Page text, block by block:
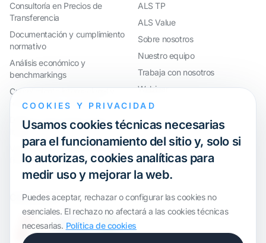
Consultoría en Precios de
Transferencia
Documentación y cumplimiento
normativo
Análisis económico y
benchmarkings
Cumplimiento internacional y
reorganización de grupos
Defensa ante inspecciones y
litigios
Valoraciones y operaciones
financieras
ALS TP
ALS Value
Sobre nosotros
Nuestro equipo
Trabaja con nosotros
Webinar
Certification
COOKIES Y PRIVACIDAD
Usamos cookies técnicas necesarias
para el funcionamiento del sitio y, solo si
lo autorizas, cookies analíticas para
medir uso y mejorar la web.
Puedes aceptar, rechazar o configurar las cookies no
esenciales. El rechazo no afectará a las cookies técnicas
necesarias. Política de cookies